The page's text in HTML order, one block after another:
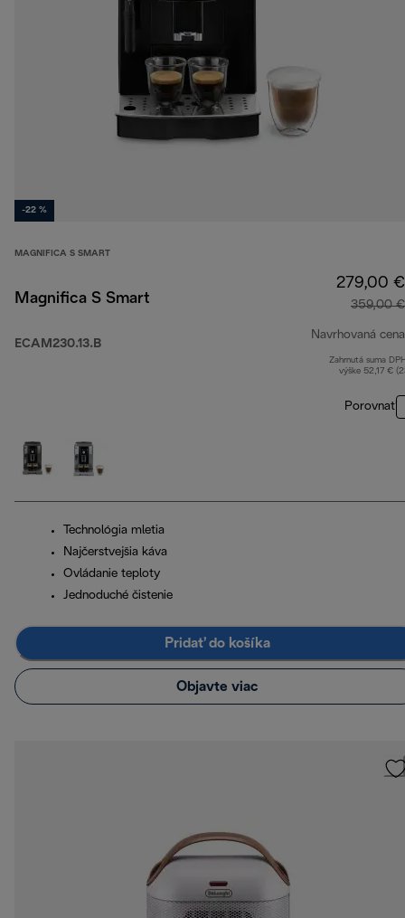
-22 %
MAGNIFICA S SMART
Magnifica S Smart
ECAM230.13.B
279,00 €
359,00 €
Navrhovaná cena
Zahrnutá suma
výške 52,17 €
Porovnať
Technológia mletia
Najčerstvejšia káva
Ovládanie teploty
Jednoduché čistenie
Pridať do košíka
Objavte viac